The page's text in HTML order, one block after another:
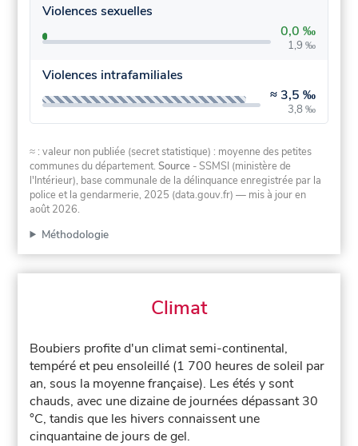
Violences sexuelles
0,0 ‰
1,9 ‰
Violences intrafamiliales
≈ 3,5 ‰
3,8 ‰
≈ : valeur non publiée (secret statistique) : moyenne des petites
communes du département.Source - SSMSI (ministère de
l'Intérieur), base communale de la délinquance enregistrée par la
police et la gendarmerie, 2025 (data.gouv.fr) — mis à jour en
août 2026.
Méthodologie
Climat
Boubiers profite d'un climat semi-continental,
tempéré et peu ensoleillé (1 700 heures de soleil par
an, sous la moyenne française). Les étés y sont
chauds, avec une dizaine de journées dépassant 30
°C, tandis que les hivers connaissent une
cinquantaine de jours de gel.